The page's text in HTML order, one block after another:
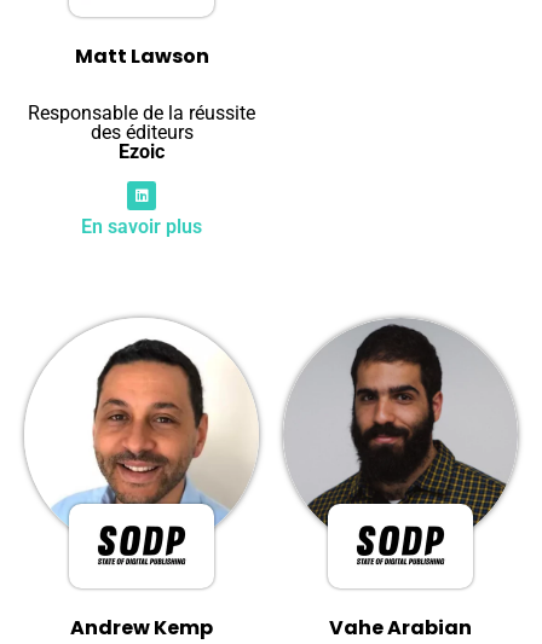
Matt Lawson
Responsable de la réussite
des éditeurs
Ezoic
En savoir plus
Andrew Kemp Vahe Arabian